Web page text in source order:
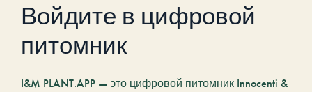
Войдите в цифровой
питомник
I&M PLANT.APP — это цифровой питомник Innocenti &